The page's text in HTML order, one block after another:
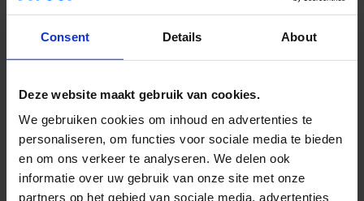
Consent Details About
Deze website maakt gebruik van cookies.
We gebruiken cookies om inhoud en advertenties te
personaliseren, om functies voor sociale media te bieden
en om ons verkeer te analyseren. We delen ook
informatie over uw gebruik van onze site met onze
partners op het gebied van sociale media, advertenties